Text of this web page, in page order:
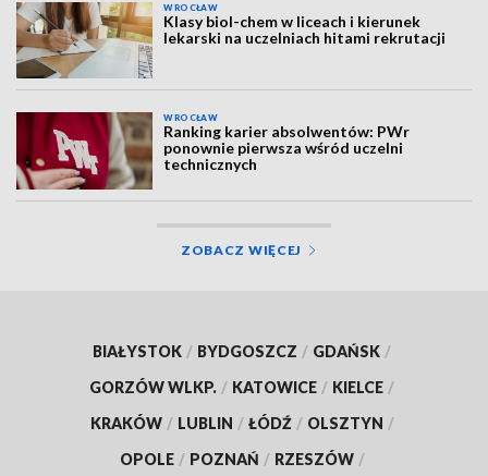
WROCŁAW
Klasy biol-chem w liceach i kierunek
lekarski na uczelniach hitami rekrutacji
WROCŁAW
Ranking karier absolwentów: PWr
ponownie pierwsza wśród uczelni
technicznych
ZOBACZ WIĘCEJ
BIAŁYSTOK / BYDGOSZCZ / GDAŃSK /
GORZÓW WLKP. / KATOWICE / KIELCE /
KRAKÓW / LUBLIN / ŁÓDŹ / OLSZTYN /
OPOLE / POZNAŃ / RZESZÓW /